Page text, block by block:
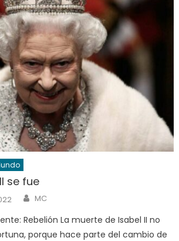
se fue
Author
MC
Rebelión La muerte de Isabel II no
porque hace parte del cambio de